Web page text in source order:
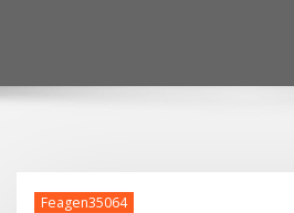
Feagen35064